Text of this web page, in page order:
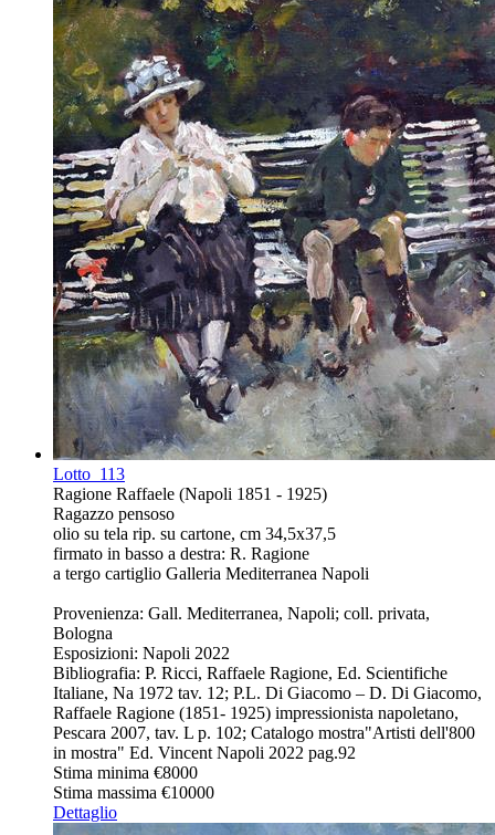
Lotto 113
Ragione Raffaele (Napoli 1851 - 1925)
Ragazzo pensoso
olio su tela rip. su cartone, cm 34,5x37,5
firmato in basso a destra: R. Ragione
a tergo cartiglio Galleria Mediterranea Napoli
Provenienza: Gall. Mediterranea, Napoli; coll. privata,
Bologna
Esposizioni: Napoli 2022
Bibliografia: P. Ricci, Raffaele Ragione, Ed. Scientifiche
Italiane, Na 1972 tav. 12; P.L. Di Giacomo – D. Di Giacomo,
Raffaele Ragione (1851- 1925) impressionista napoletano,
Pescara 2007, tav. L p. 102; Catalogo mostra"Artisti dell'800
in mostra" Ed. Vincent Napoli 2022 pag.92
Stima minima €8000
Stima massima €10000
Dettaglio